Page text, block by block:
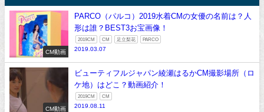
CM動画
PARCO（パルコ）2019水着CMの女優の名前は？人
形は誰？BEST3お宝画像！
2019CM CM 足立梨花 PARCO
2019.03.07
CM動画
ビューティフルジャパン綾瀬はるかCM撮影場所（ロ
ケ地）はどこ？動画紹介！
2019CM CM
2019.08.11